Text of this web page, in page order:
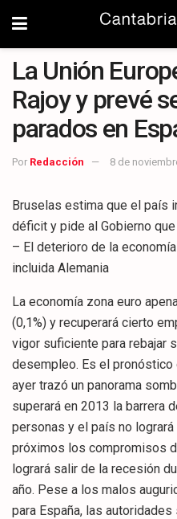
La Unión
Rajoy y prevé
parados en
Por Redacción 8 de
Bruselas estima que el país
déficit y pide al Gobierno
– El deterioro de la
incluida Alemania
La economía zona euro
(0,1%) y recuperará cierto
vigor suficiente para rebajar
desempleo. Es el pronóstico
ayer trazó un panorama
superará en 2013 la barrera
personas y el país no
próximos los compromisos
logrará salir de la recesión
año. Pese a los malos
para España, las